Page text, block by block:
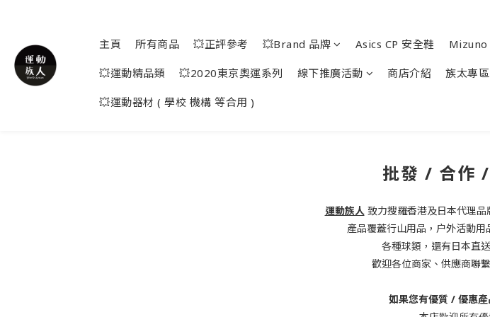
主頁 所有商品 💥正評參考 💥Brand 品牌 Asics CP 安全鞋 Mizuno
💥運動精品類 💥2020東京奧運系列 線下推廣活動 商店介紹 族太專
💥運動器材 ( 學校 機構 等合用 )
批發 / 合作
運動族人 致力搜羅香港及日本代理
產品覆蓋行山用品，户外活動用
各種球類 ，還有日本直
歡迎各位商家、供應商聯
如果您有優質 / 優惠